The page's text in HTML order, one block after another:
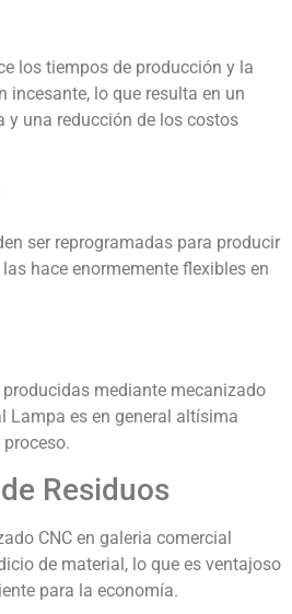
los tiempos de producción y la
incesante, lo que resulta en un
y una reducción de los costos
ser reprogramadas para producir
hace enormemente flexibles en
mediante mecanizado
Lampa es en general altísima
Residuos
CNC en galeria comercial
de material, lo que es ventajoso
para la economía.